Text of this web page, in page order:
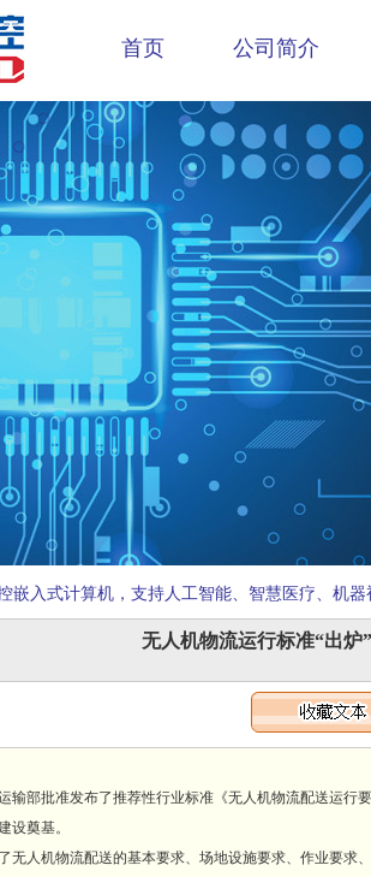
首页 公司简介
嵌入式计算机，支持人工智能、智慧医疗、机
无人机物流运行标准“出
部批准发布了推荐性行业标准《无人机物流配送运行
设奠基。
人机物流配送的基本要求、场地设施要求、作业要求